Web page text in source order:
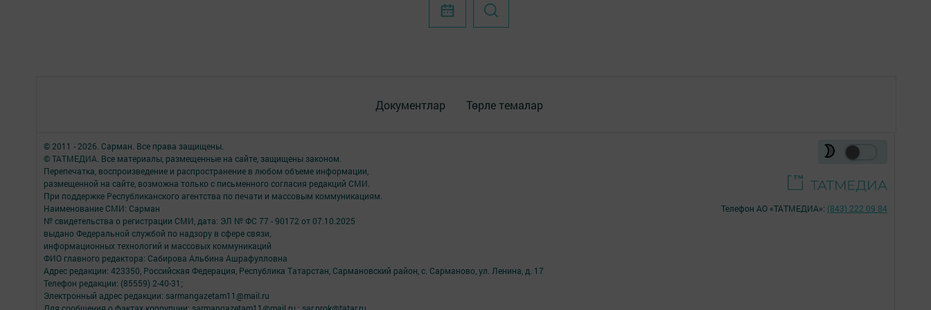
Документлар Төрле темалар
© 2011 - 2026. Сарман. Все права защищены.
© ТАТМЕДИА. Все материалы, размещенные на сайте, защищены законом.
Перепечатка, воспроизведение и распространение в любом объеме информации,
размещенной на сайте, возможна только с письменного согласия редакций СМИ.
При поддержке Республиканского агентства по печати и массовым коммуникациям.
Наименование СМИ: Сарман
№ свидетельства о регистрации СМИ, дата: ЭЛ № ФС 77 - 90172 от 07.10.2025
выдано Федеральной службой по надзору в сфере связи,
информационных технологий и массовых коммуникаций
ФИО главного редактора: Сабирова Альбина Ашрафулловна
Адрес редакции: 423350, Российская Федерация, Республика Татарстан, Сармановский район, с. Сарманово, ул. Ленина, д. 17
Телефон редакции: (85559) 2-40-31;
Электронный адрес редакции: sarmangazetam11@mail.ru
Телефон АО «ТАТМЕДИА»: (843) 222 09 84